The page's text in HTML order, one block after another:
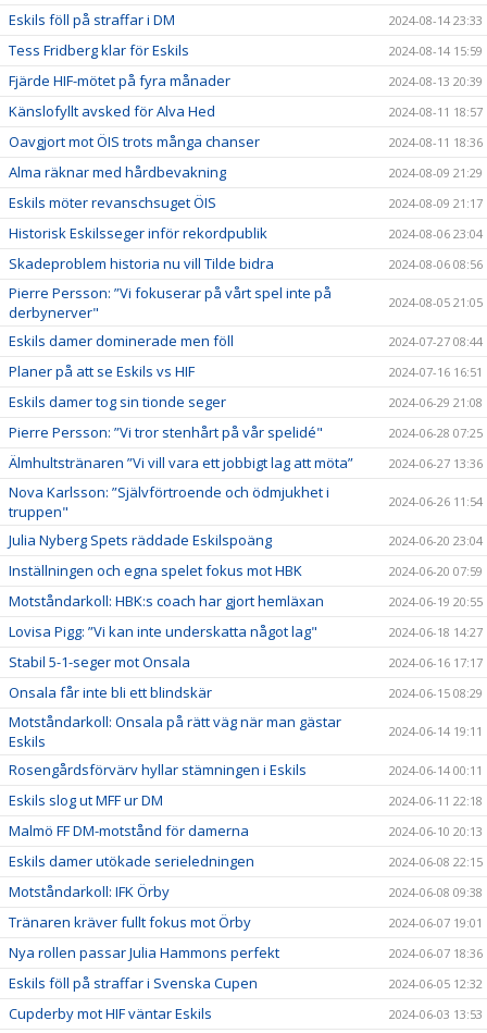
Eskils föll på straffar i DM 2024-08-14 23:33
Tess Fridberg klar för Eskils 2024-08-14 15:59
Fjärde HIF-mötet på fyra månader 2024-08-13 20:39
Känslofyllt avsked för Alva Hed 2024-08-11 18:57
Oavgjort mot ÖIS trots många chanser 2024-08-11 18:36
Alma räknar med hårdbevakning 2024-08-09 21:29
Eskils möter revanschsuget ÖIS 2024-08-09 21:17
Historisk Eskilsseger inför rekordpublik 2024-08-06 23:04
Skadeproblem historia nu vill Tilde bidra 2024-08-06 08:56
Pierre Persson: ”Vi fokuserar på vårt spel inte på
derbynerver"
2024-08-05 21:05
Eskils damer dominerade men föll 2024-07-27 08:44
Planer på att se Eskils vs HIF 2024-07-16 16:51
Eskils damer tog sin tionde seger 2024-06-29 21:08
Pierre Persson: ”Vi tror stenhårt på vår spelidé" 2024-06-28 07:25
Älmhultstränaren ”Vi vill vara ett jobbigt lag att möta” 2024-06-27 13:36
Nova Karlsson: ”Självförtroende och ödmjukhet i
truppen"
2024-06-26 11:54
Julia Nyberg Spets räddade Eskilspoäng 2024-06-20 23:04
Inställningen och egna spelet fokus mot HBK 2024-06-20 07:59
Motståndarkoll: HBK:s coach har gjort hemläxan 2024-06-19 20:55
Lovisa Pigg: ”Vi kan inte underskatta något lag" 2024-06-18 14:27
Stabil 5-1-seger mot Onsala 2024-06-16 17:17
Onsala får inte bli ett blindskär 2024-06-15 08:29
Motståndarkoll: Onsala på rätt väg när man gästar
Eskils
2024-06-14 19:11
Rosengårdsförvärv hyllar stämningen i Eskils 2024-06-14 00:11
Eskils slog ut MFF ur DM 2024-06-11 22:18
Malmö FF DM-motstånd för damerna 2024-06-10 20:13
Eskils damer utökade serieledningen 2024-06-08 22:15
Motståndarkoll: IFK Örby 2024-06-08 09:38
Tränaren kräver fullt fokus mot Örby 2024-06-07 19:01
Nya rollen passar Julia Hammons perfekt 2024-06-07 18:36
Eskils föll på straffar i Svenska Cupen 2024-06-05 12:32
Cupderby mot HIF väntar Eskils 2024-06-03 13:53